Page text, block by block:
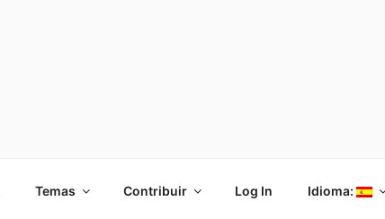
Temas Contribuir Log In Idioma: